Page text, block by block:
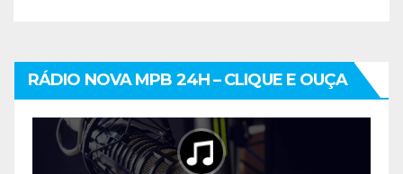
RÁDIO NOVA MPB 24H – CLIQUE E OUÇA